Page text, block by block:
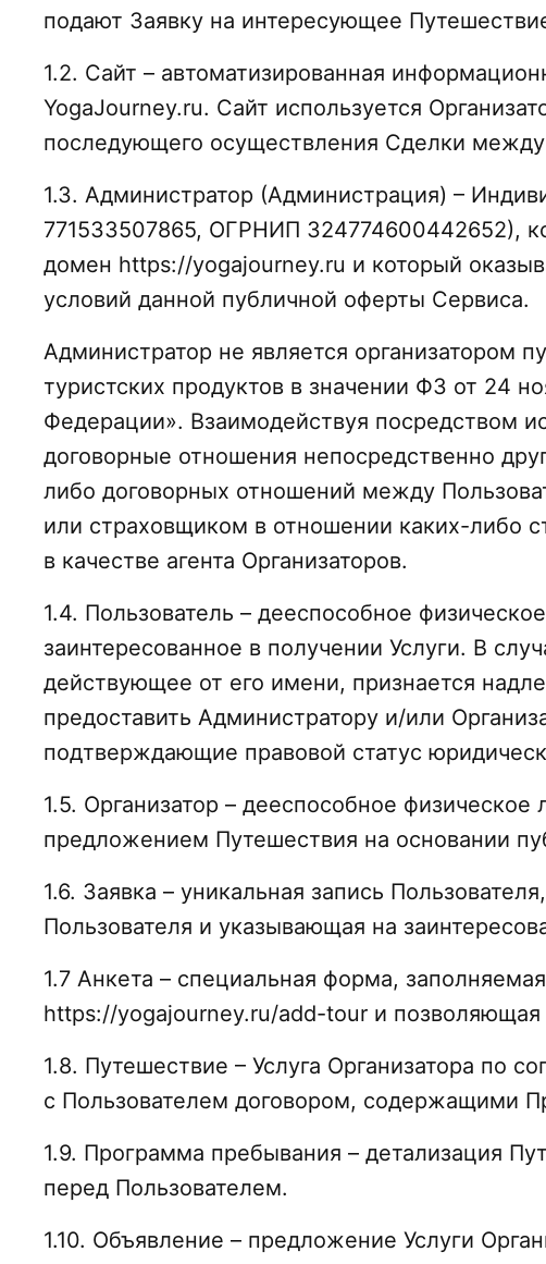
подают Заявку на интересующее
1.2. Сайт – автоматизированная
YogaJourney.ru. Сайт используется
последующего осуществления Сделки
1.3. Администратор (Администрация) –
771533507865, ОГРНИП 324774600442652),
домен https://yogajourney.ru и который
условий данной публичной оферты Сервиса.
Администратор не является организатором
туристских продуктов в значении ФЗ от 24
Федерации». Взаимодействуя посредством
договорные отношения непосредственно
либо договорных отношений между
или страховщиком в отношении каких-либо
в качестве агента Организаторов.
1.4. Пользователь – дееспособное
заинтересованное в получении Услуги. В
действующее от его имени, признается
предоставить Администратору и/или
подтверждающие правовой статус
1.5. Организатор – дееспособное
предложением Путешествия на основании
1.6. Заявка – уникальная запись
Пользователя и указывающая на
1.7 Анкета – специальная форма,
https://yogajourney.ru/add-tour и
1.8. Путешествие – Услуга Организатора по
с Пользователем договором, содержащими
1.9. Программа пребывания – детализация
перед Пользователем.
1.10. Объявление – предложение Услуги